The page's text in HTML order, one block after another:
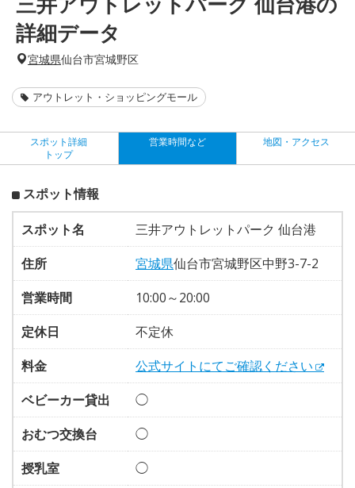
詳細データ
宮城県仙台市宮城野区
アウトレット・ショッピングモール
スポット詳細
トップ
営業時間など 地図・アクセス
スポット情報
スポット名
三井アウトレットパーク 仙台港
住所
宮城県仙台市宮城野区中野3-7-2
営業時間
10:00～20:00
定休日
不定休
料金
公式サイトにてご確認ください
ベビーカー貸出
◯
おむつ交換台
◯
授乳室
◯